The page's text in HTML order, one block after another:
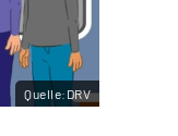
Quelle:DRV